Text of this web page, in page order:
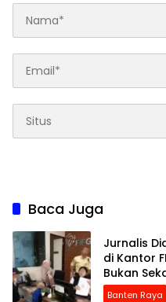
Baca Juga
Jurnalis
di Kantor
Bukan
Dugaan
Banten Raya